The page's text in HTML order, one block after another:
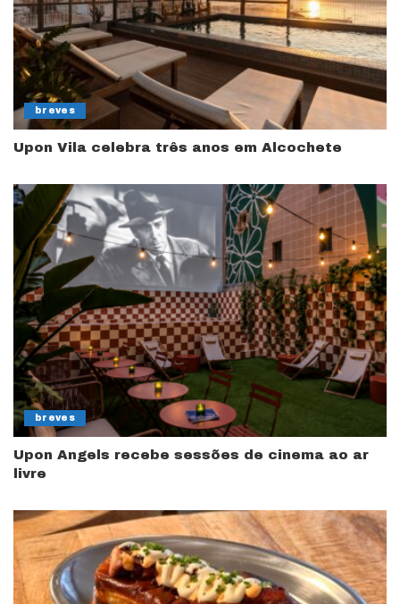
breves
Upon Vila celebra três anos em Alcochete
breves
Upon Angels recebe sessões de cinema ao ar
livre